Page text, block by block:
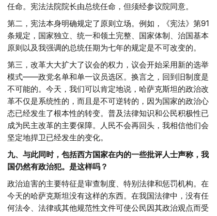
任命。宪法法院院长由总统任命，但须经参议院同意。
第二，宪法本身明确规定了原则立场。例如，《宪法》第91
条规定，国家独立、统一和领土完整、国家体制、治国基本
原则以及我强调的总统任期为七年的规定是不可改变的。
第三，改革大大扩大了议会的权力，议会开始采用新的选举
模式——政党名单和单一议员选区。换言之，回到旧制度是
不可能的。今天，我们可以肯定地说，哈萨克斯坦的政治改
革不仅是系统性的，而且是不可逆转的，因为国家的政治心
态已经发生了根本性的转变。普及法律知识和公民积极性已
成为民主改革的主要保障。人民不会再回头，我相信他们会
坚定地捍卫已经发生的变化。
九、与此同时，包括西方国家在内的一些批评人士声称，我
国仍然有政治犯。是这样吗？
政治迫害的主要特征是审查制度、特别法律和惩罚机构。在
今天的哈萨克斯坦没有这样的东西。在我国法律中，没有任
何法令、法律或其他规范性文件可使公民因其政治观点而受